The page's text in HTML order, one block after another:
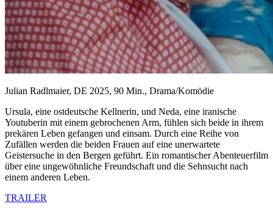
Julian Radlmaier, DE 2025, 90 Min., Drama/Komödie
Ursula, eine ostdeutsche Kellnerin, und Neda, eine iranische
Youtuberin mit einem gebrochenen Arm, fühlen sich beide in ihrem
prekären Leben gefangen und einsam. Durch eine Reihe von
Zufällen werden die beiden Frauen auf eine unerwartete
Geistersuche in den Bergen geführt. Ein romantischer Abenteuerfilm
über eine ungewöhnliche Freundschaft und die Sehnsucht nach
einem anderen Leben.
TRAILER